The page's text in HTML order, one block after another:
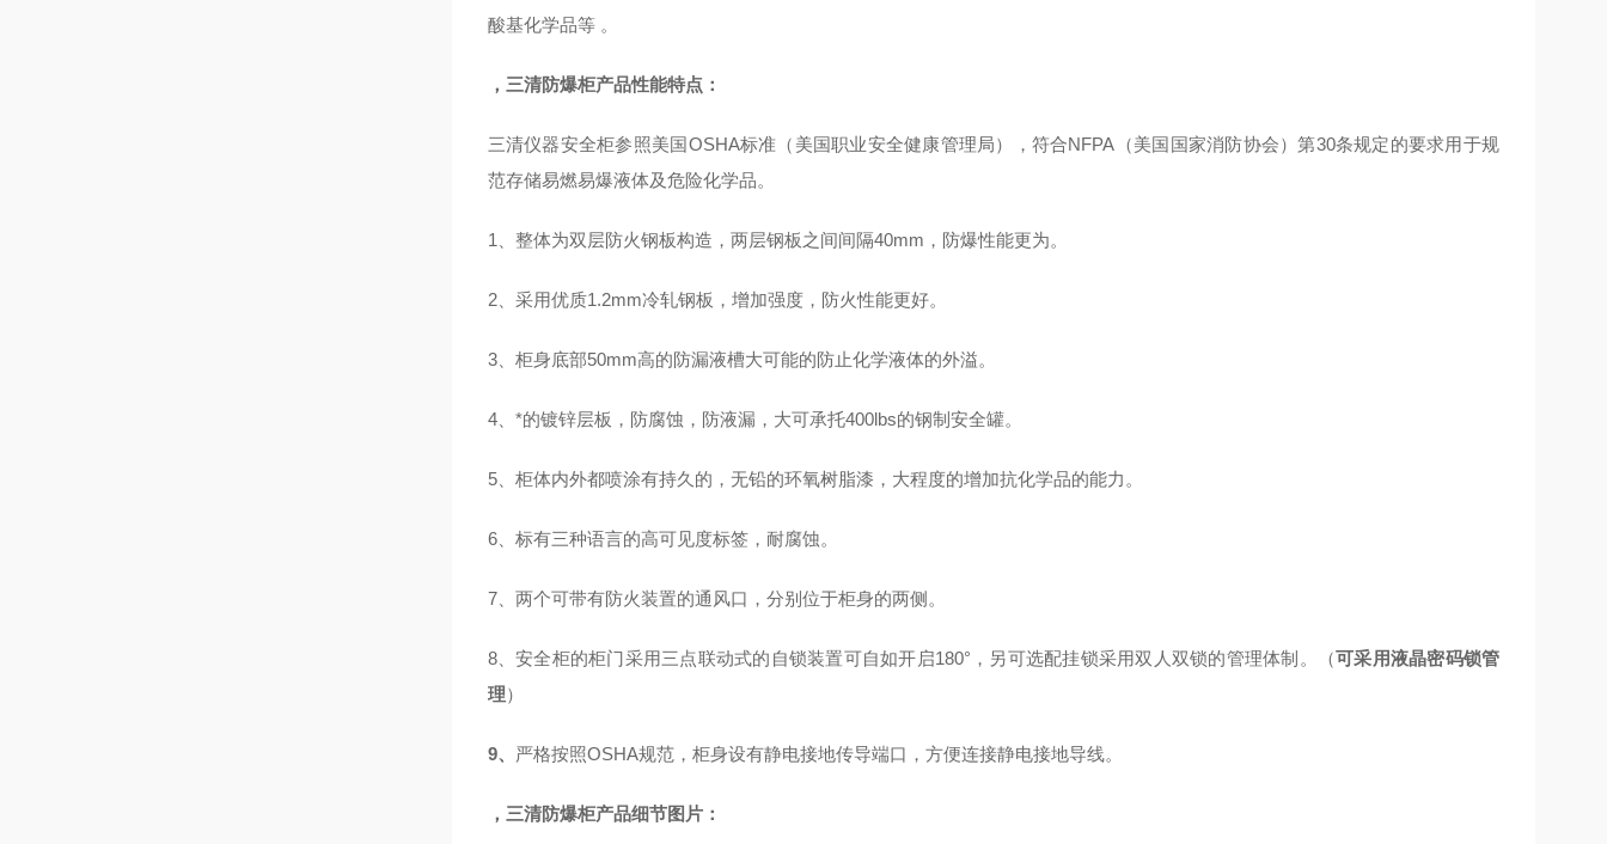
酸基化学品等。
，三清防爆柜产品性能特点：
三清仪器安全柜参照美国OSHA标准（美国职业安全健康管理局），符合NFPA（美国国家消防协会）第30条规定的要求用于规
范存储易燃易爆液体及危险化学品。
1、整体为双层防火钢板构造，两层钢板之间间隔40mm，防爆性能更为。
2、采用优质1.2mm冷轧钢板，增加强度，防火性能更好。
3、柜身底部50mm高的防漏液槽大可能的防止化学液体的外溢。
4、*的镀锌层板，防腐蚀，防液漏，大可承托400lbs的钢制安全罐。
5、柜体内外都喷涂有持久的，无铅的环氧树脂漆，大程度的增加抗化学品的能力。
6、标有三种语言的高可见度标签，耐腐蚀。
7、两个可带有防火装置的通风口，分别位于柜身的两侧。
8、安全柜的柜门采用三点联动式的自锁装置可自如开启180°， 另可选配挂锁采用双人双锁的管理体制。（可采用液晶密码锁管
理）
9、 严格按照OSHA规范，柜身设有静电接地传导端口，方便连接静电接地导线。
，三清防爆柜产品细节图片：